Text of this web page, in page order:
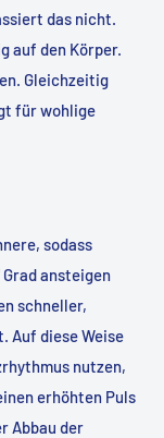
das nicht.
auf den Körper.
Gleichzeitig
für wohlige
sodass
ansteigen
schneller,
Auf diese Weise
nutzen,
erhöhten Puls
Abbau der